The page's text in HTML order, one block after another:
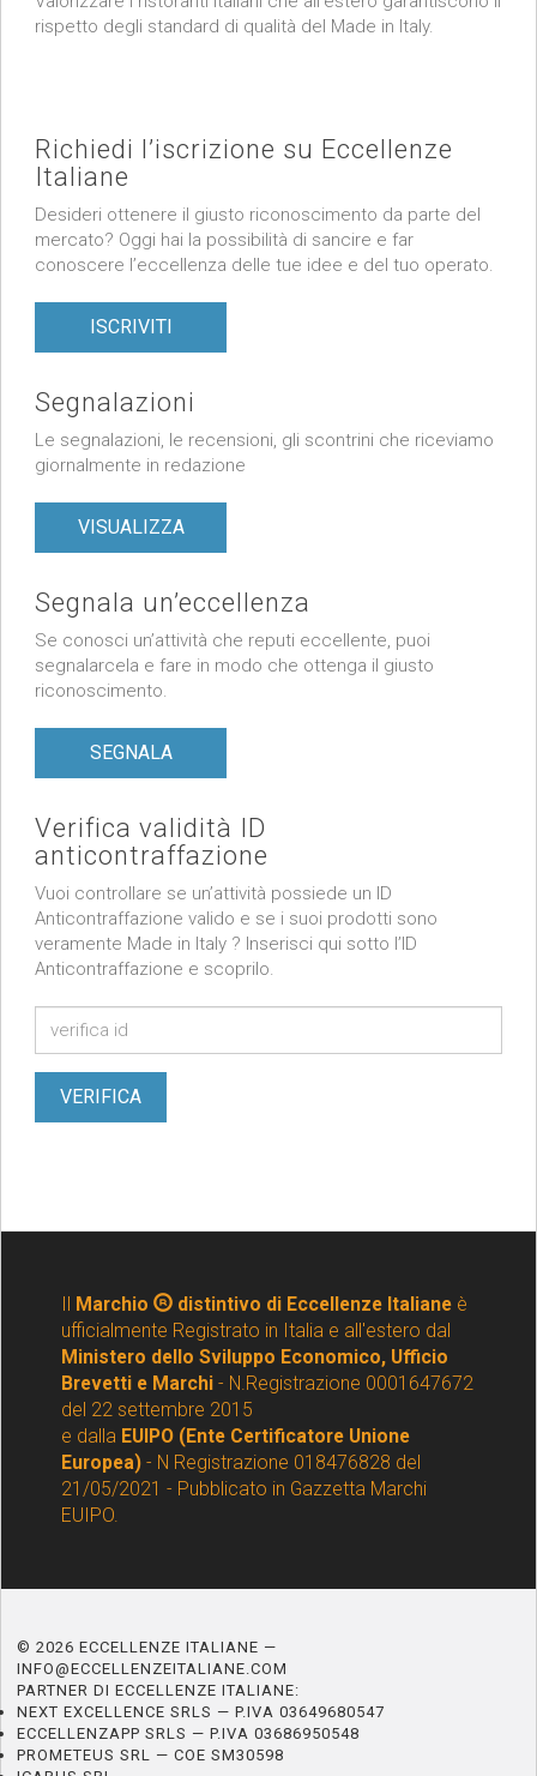
rispetto degli standard di qualità del Made in Italy.
Richiedi l’iscrizione su Eccellenze
Italiane
Desideri ottenere il giusto riconoscimento da parte del
mercato? Oggi hai la possibilità di sancire e far
conoscere l’eccellenza delle tue idee e del tuo operato.
ISCRIVITI
Segnalazioni
Le segnalazioni, le recensioni, gli scontrini che riceviamo
giornalmente in redazione
VISUALIZZA
Segnala un’eccellenza
Se conosci un’attività che reputi eccellente, puoi
segnalarcela e fare in modo che ottenga il giusto
riconoscimento.
SEGNALA
Verifica validità ID
anticontraffazione
Vuoi controllare se un’attività possiede un ID
Anticontraffazione valido e se i suoi prodotti sono
veramente Made in Italy ? Inserisci qui sotto l’ID
Anticontraffazione e scoprilo.
VERIFICA
Marchio distintivo di Eccellenze Italianeè
ufficialmente Registrato in Italia e all'estero dal
Ministero dello Sviluppo Economico, Ufficio
Brevetti e Marchi - N.Registrazione 0001647672
del 22 settembre 2015
e dalla EUIPO (Ente Certificatore Unione
Europea) - N Registrazione 018476828 del
21/05/2021 - Pubblicato in Gazzetta Marchi
EUIPO.
© 2026 ECCELLENZE ITALIANE —
INFO@ECCELLENZEITALIANE.COM
PARTNER DI ECCELLENZE ITALIANE:
NEXT EXCELLENCE SRLS — P.IVA 03649680547
ECCELLENZAPP SRLS — P.IVA 03686950548
PROMETEUS SRL — COE SM30598